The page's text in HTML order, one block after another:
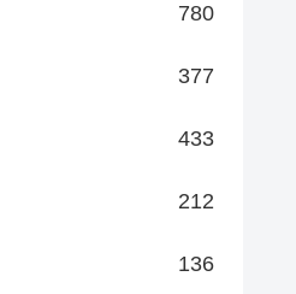
780
377
433
212
136